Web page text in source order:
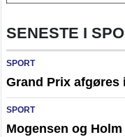
SENESTE I
SPORT
Grand Prix afgøres
SPORT
Mogensen og Holm